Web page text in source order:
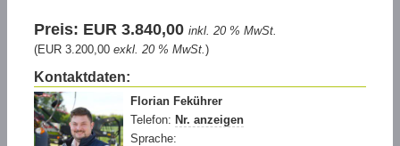
Preis: EUR 3.840,00 inkl. 20 % MwSt.
(EUR 3.200,00 exkl. 20 % MwSt. )
Kontaktdaten:
Florian Fekührer
Telefon: Nr. anzeigen
Sprache: